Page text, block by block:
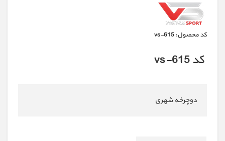
كد محصول: vs-615
کد vs-615
دوچرخه شهری